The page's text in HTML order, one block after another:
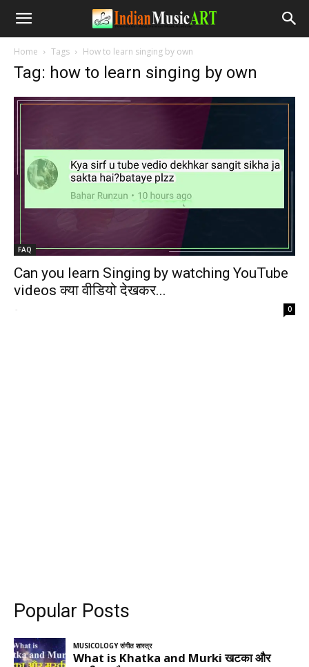
Home Tags How to learn singing by own
Tag: how to learn singing by own
FAQ
Can you learn Singing by watching YouTube
videos क्या वीडियो देखकर...
- 0
Popular Posts